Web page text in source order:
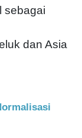
sebagai
dan Asia